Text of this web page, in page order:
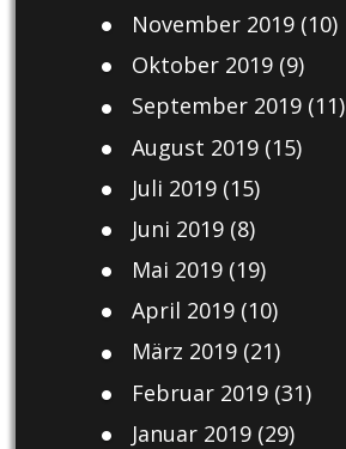
November 2019(10)
Oktober 2019(9)
September 2019(11)
August 2019(15)
Juli 2019(15)
Juni 2019(8)
Mai 2019(19)
April 2019(10)
März 2019(21)
Februar 2019(31)
Januar 2019(29)